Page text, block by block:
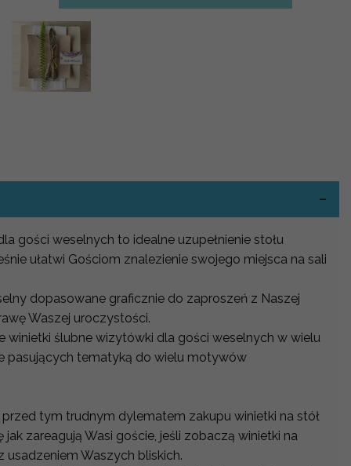
gości weselnych to idealne uzupełnienie stołu
ułatwi Gościom znalezienie swojego miejsca na sali
dopasowane graficznie do zaproszeń z Naszej
Waszej uroczystości.
winietki ślubne wizytówki dla gości weselnych w wielu
pasujących tematyką do wielu motywów
tym trudnym dylematem zakupu winietki na stół
jak zareagują Wasi goście, jeśli zobaczą winietki na
Waszych bliskich.